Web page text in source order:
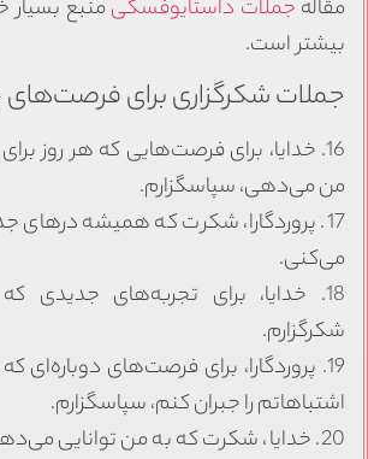
مقاله جملات داستایوفسکیمنبع بسیار
بیشتر است.
جملات شکرگزاری برای فرصت‌های
16. خدایا، برای فرصت‌هایی که هر روز
من می‌دهی، سپاسگزارم.
17. پروردگارا، شکرت که همیشه درهای
می‌کنی.
18. خدایا، برای تجربه‌های جدیدی
شکرگزارم.
19. پروردگارا، برای فرصت‌های
اشتباهاتم را جبران کنم، سپاسگزارم.
20. خدایا، شکرت که به من توانایی